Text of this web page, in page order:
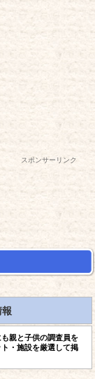
スポンサーリンク
親と子供の調査員を
・施設を厳選して掲